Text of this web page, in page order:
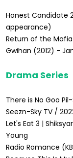
Honest Candidate
appearance)
Return of the
Gwihan (2012) -
Drama Series
There is No Goo
Seezn-Sky TV /
Let's Eat 3 |
Young
Radio Romance